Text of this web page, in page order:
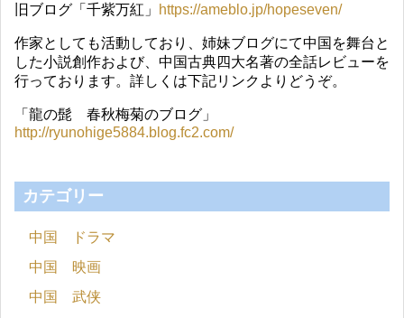
旧ブログ「千紫万紅」 https://ameblo.jp/hopeseven/
作家としても活動しており、姉妹ブログにて中国を舞台と
した小説創作および、中国古典四大名著の全話レビューを
行っております。詳しくは下記リンクよりどうぞ。
「龍の髭 春秋梅菊のブログ」
http://ryunohige5884.blog.fc2.com/
カテゴリー
中国 ドラマ
中国 映画
中国 武侠